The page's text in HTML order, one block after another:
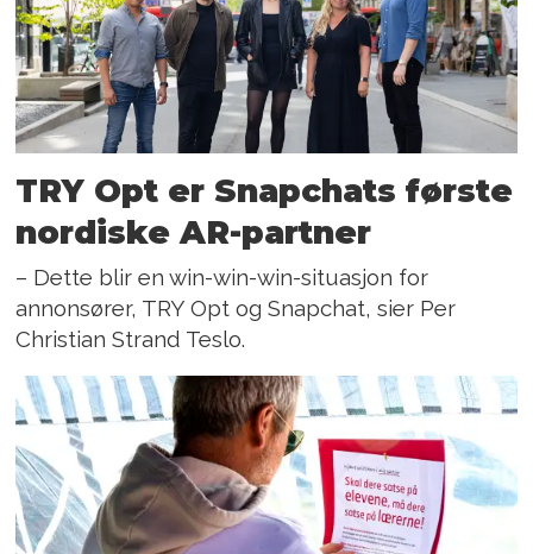
TRY Opt er Snapchats første
nordiske AR-partner
– Dette blir en win-win-win-situasjon for
annonsører, TRY Opt og Snapchat, sier Per
Christian Strand Teslo.